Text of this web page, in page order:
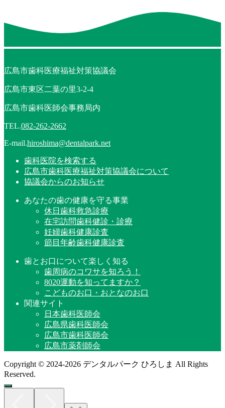
広島市歯科医療福祉対策協議会
広島市東区二葉の里3-2-4
広島市歯科医師会事務局内
TEL.082-262-2662
E-mail.hiroshima@dentalpark.net
歯科医院を検索する
広島市歯科医療福祉対策協議会について
協議会からのお知らせ
あなたの歯の健康を守る事業
休日歯科救急診療
在宅訪問歯科健診・診療
妊婦歯科健康診査
節目年齢歯科健康診査
歯とお口について楽しく知る
歯周病のコワサを知ろう！
8020運動を知ってますか？
こどものお口・おとなのお口
関連サイト
日本歯科医師会
広島県歯科医師会
広島市歯科医師会
広島市薬剤師会
Copyright © 2024-2026 デンタルパーク ひろしま All Rights
Reserved.